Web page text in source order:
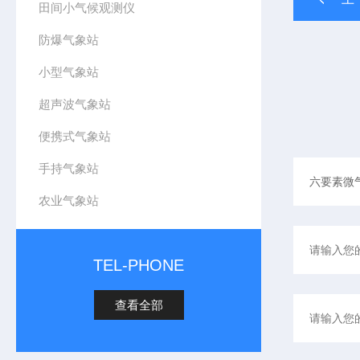
田间小气候观测仪
防爆气象站
小型气象站
超声波气象站
便携式气象站
手持气象站
农业气象站
TEL-PHONE
查看全部